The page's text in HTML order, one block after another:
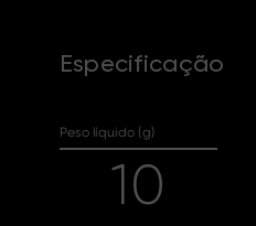
Especificação
Peso líquido (g)
10